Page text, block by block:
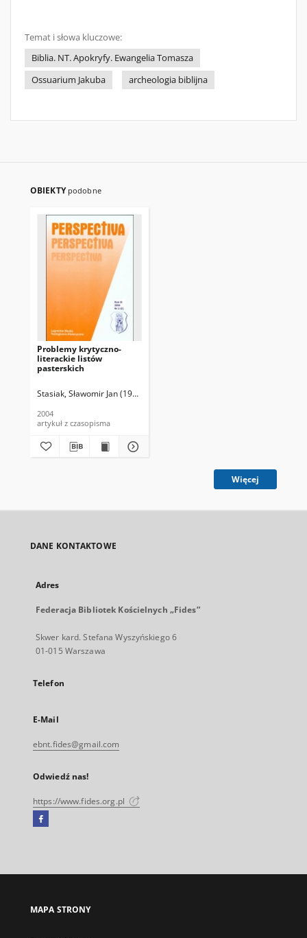
Temat i słowa kluczowe:
Biblia. NT. Apokryfy. Ewangelia Tomasza
Ossuarium Jakuba
archeologia biblijna
OBIEKTY podobne
Problemy krytyczno-
literackie listów
pasterskich
Stasiak, Sławomir Jan (1965- )
2004
artykuł z czasopisma
Więcej
DANE KONTAKTOWE
Adres
Federacja Bibliotek Kościelnych „Fides”
Skwer kard. Stefana Wyszyńskiego 6
01-015 Warszawa
Telefon
E-Mail
ebnt.fides@gmail.com
Odwiedź nas!
https://www.fides.org.pl
Facebook
się
karcie
MAPA STRONY